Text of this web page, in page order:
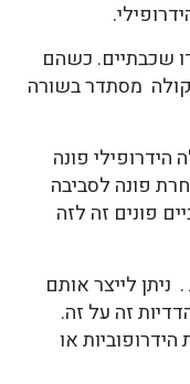
שכבתיים. כשהם
מסתדר בשורה
פונה
פונה לסביבה
פונים זה לזה
ניתן לייצר אותם
זה על זה.
או